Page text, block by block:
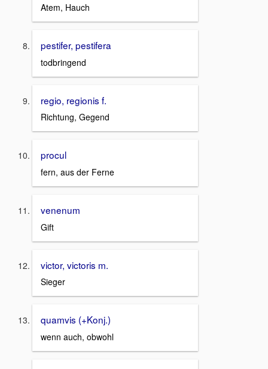
Atem, Hauch
pestifer, pestifera
todbringend
regio, regionis f.
Richtung, Gegend
procul
fern, aus der Ferne
venenum
Gift
victor, victoris m.
Sieger
quamvis (+Konj.)
wenn auch, obwohl